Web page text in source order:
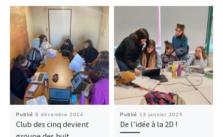
Publié 9 décembre 2024
Club des cinq devient
Publié 13 janvier 2025
De l’idée à la 2D !